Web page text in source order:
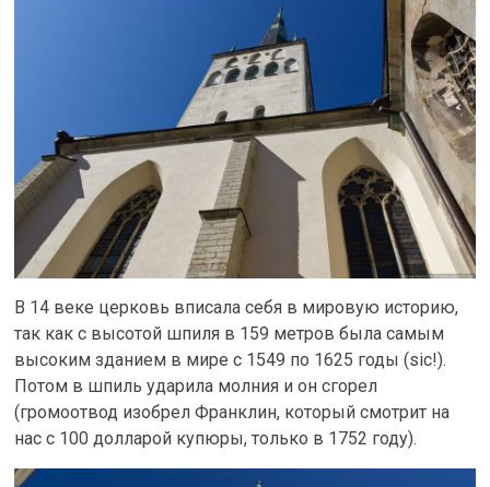
В 14 веке церковь вписала себя в мировую историю,
так как с высотой шпиля в 159 метров была самым
высоким зданием в мире с 1549 по 1625 годы (sic!).
Потом в шпиль ударила молния и он сгорел
(громоотвод изобрел Франклин, который смотрит на
нас с 100 долларой купюры, только в 1752 году).